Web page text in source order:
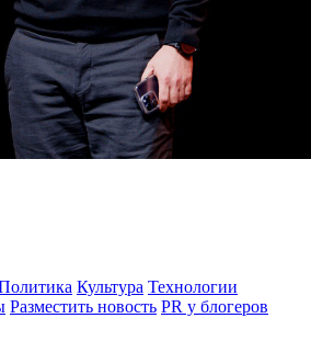
Культура Технологии
Разместить новость PR у блогеров